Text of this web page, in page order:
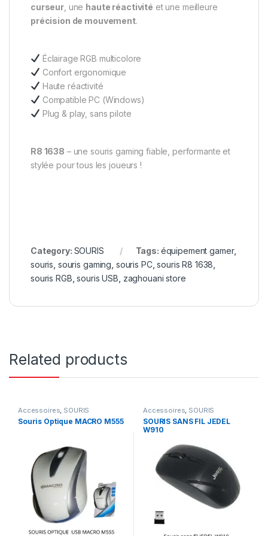
curseur , une haute réactivité et une meilleure
précision de mouvement.
Éclairage RGB multicolore
Confort ergonomique
Haute réactivité
Compatible PC (Windows)
Plug & play, sans pilote
R8 1638 – une souris gaming fiable, performante et
stylée pour tous les joueurs !
Category: SOURIS Tags: équipement gamer,
souris souris gaming souris PC,souris R8 1638
souris RGB ,souris USB zaghouani store
Related products
Accessoires, SOURIS
Souris Optique MACRO M555
Accessoires, SOURIS
SOURIS SANS FIL JEDEL
W910